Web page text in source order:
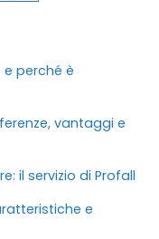
perché è
vantaggi e
il servizio di Profall
e